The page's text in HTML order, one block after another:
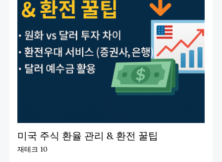
미국 주식 환율 관리 & 환전 꿀팁
재테크 10